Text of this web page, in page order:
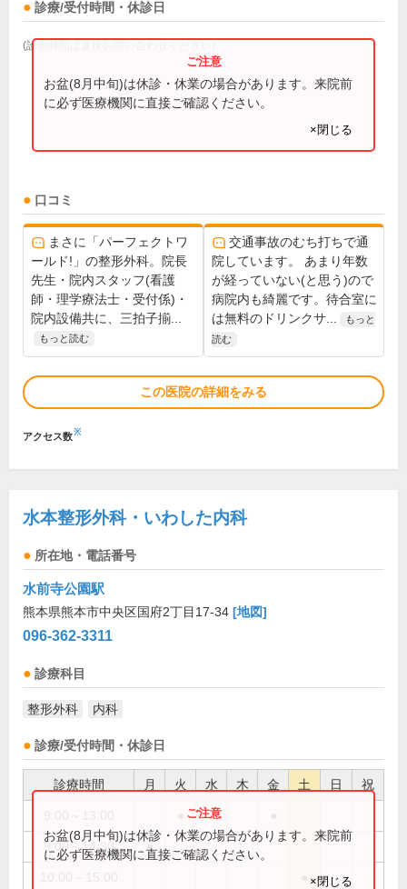
診療/受付時間・休診日
(診療時間は直接お問い合わせください)
お盆(8月中旬)は休診・休業の場合があります。来院前
に必ず医療機関に直接ご確認ください。
×閉じる
口コミ
まさに「パーフェクトワ
ールド!」の整形外科。院長
先生・院内スタッフ(看護
師・理学療法士・受付係)・
院内設備共に、三拍子揃...
もっと読む
交通事故のむち打ちで通
院しています。 あまり年数
が経っていない(と思う)ので
病院内も綺麗です。待合室に
は無料のドリンクサ...
もっと
読む
この医院の詳細をみる
アクセス数※
水本整形外科・いわした内科
所在地・電話番号
水前寺公園駅
熊本県熊本市中央区国府2丁目17-34 [地図]
096-362-3311
診療科目
整形外科 内科
診療/受付時間・休診日
診療時間 月 火 水 木 金 土 日 祝
●
9:00～14:30 ●
お盆(8月中旬)は休診・休業の場合があります。来院前
に必ず医療機関に直接ご確認ください。
×閉じる